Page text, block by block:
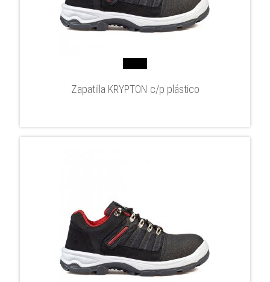
Zapatilla KRYPTON c/p plástico